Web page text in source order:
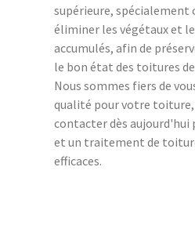
supérieure, spécialement
éliminer les végétaux et
accumulés, afin de
le bon état des toitures
Nous sommes fiers de
qualité pour votre toiture,
contacter dès aujourd'hui
et un traitement de
efficaces.